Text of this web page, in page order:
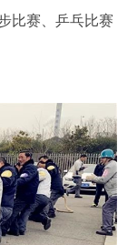
比赛、乒乓比赛